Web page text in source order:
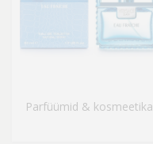
Parfüümid & kosmeetika